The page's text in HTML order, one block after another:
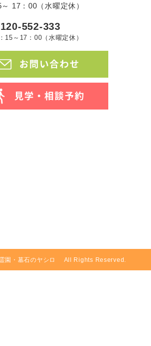
17：00（水曜定休）
552-333
15～17：00（水曜定休）
霊園・墓石のヤシロ All Rights Reserved.